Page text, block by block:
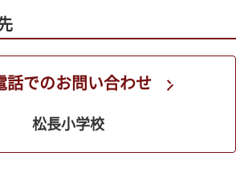
話でのお問い合わせ
松長小学校